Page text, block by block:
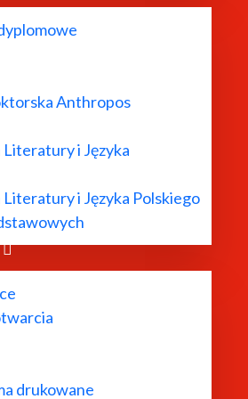
Anthropos
Literatury i Języka
Literatury i Języka Polskiego
drukowane
media cyfrowe, opowiadał
jakby zostały one zrobione
piśmiennictwa elektronicznego
nową formę piśmiennictwa,
bukolicznego i silnego
tym czasie w Polsce technologia
coding. Images in texts zwrócił
się na różnych implikacjach